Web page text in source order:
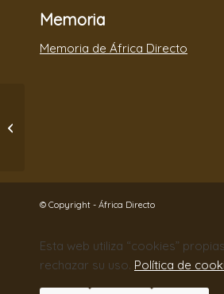
Memoria
Memoria de África Directo
© Copyright - África Directo
Esta web utiliza “cookies”
rechazar su uso. Política de